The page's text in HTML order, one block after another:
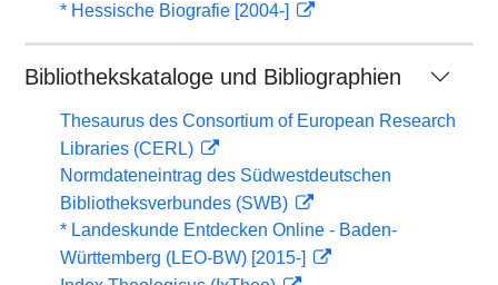
* Hessische Biografie [2004-]
Bibliothekskataloge und Bibliographien
Thesaurus des Consortium of European Research
Libraries (CERL)
Normdateneintrag des Südwestdeutschen
Bibliotheksverbundes (SWB)
* Landeskunde Entdecken Online - Baden-
Württemberg (LEO-BW) [2015-]